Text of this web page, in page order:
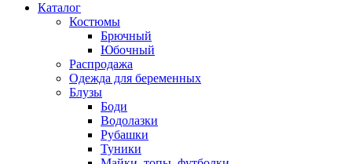
Каталог
Костюмы
Брючный
Юбочный
Распродажа
Одежда для беременных
Блузы
Боди
Водолазки
Рубашки
Туники